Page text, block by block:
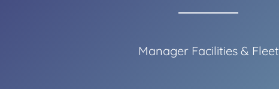
Manager Facilities & Fleet